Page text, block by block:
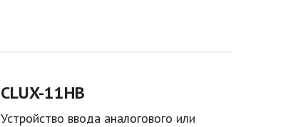
CLUX-11HB
Устройство ввода аналогового или